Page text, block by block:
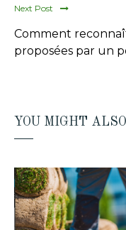
Next Post
Comment
proposées par un
YOU MIGHT